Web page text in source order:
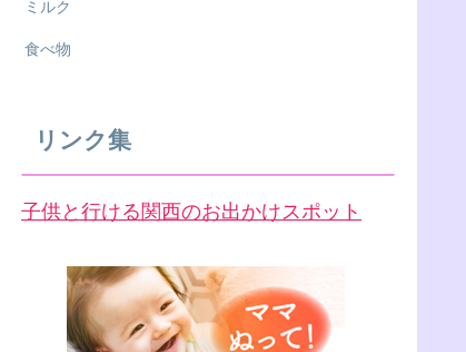
ミルク
食べ物
リンク集
子供と行ける関西のお出かけスポット